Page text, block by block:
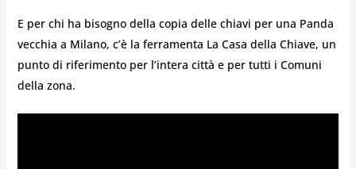
E per chi ha bisogno della copia delle chiavi per una Panda
vecchia a Milano, c’è la ferramenta La Casa della Chiave, un
punto di riferimento per l’intera città e per tutti i Comuni
della zona.